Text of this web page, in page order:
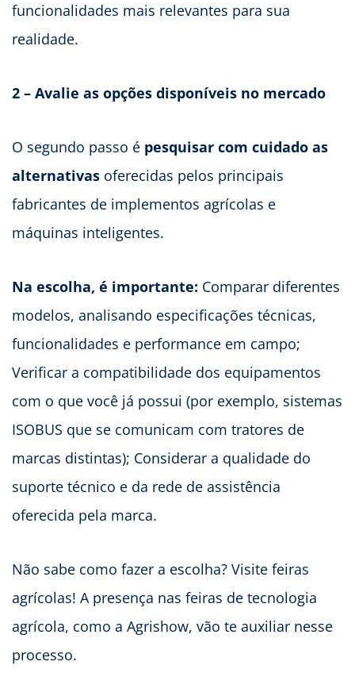
funcionalidades mais relevantes para sua
realidade.
2 – Avalie as opções disponíveis no mercado
O segundo passo é pesquisar com cuidado as
alternativas oferecidas pelos principais
fabricantes de implementos agrícolas e
máquinas inteligentes.
Na escolha, é importante: Comparar diferentes
modelos, analisando especificações técnicas,
funcionalidades e performance em campo;
Verificar a compatibilidade dos equipamentos
com o que você já possui (por exemplo, sistemas
ISOBUS que se comunicam com tratores de
marcas distintas); Considerar a qualidade do
suporte técnico e da rede de assistência
oferecida pela marca.
Não sabe como fazer a escolha? Visite feiras
agrícolas! A presença nas feiras de tecnologia
agrícola, como a Agrishow, vão te auxiliar nesse
processo.